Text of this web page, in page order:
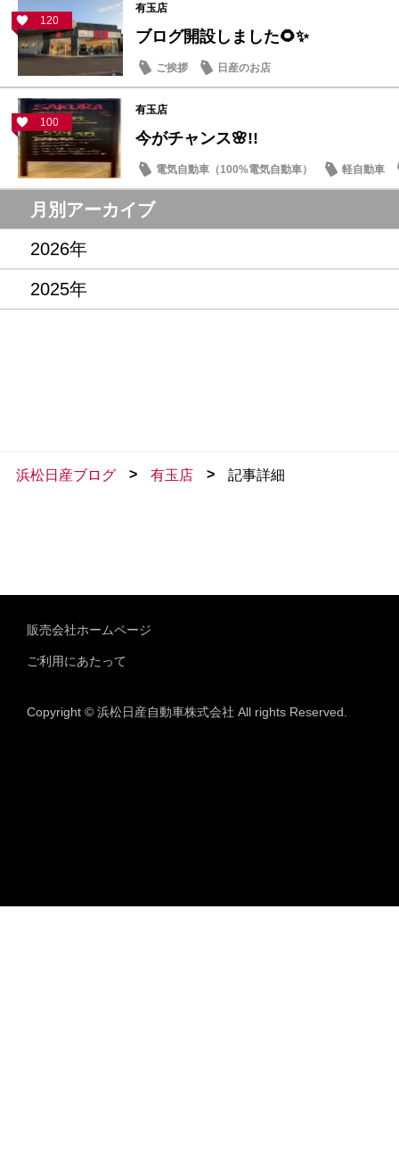
120
有玉店
ブログ開設しました🌻✨
ご挨拶 日産のお店
100
有玉店
今がチャンス🌸!!
電気自動車（100%電気自動車）
軽自動車
お買得車情報
月別アーカイブ
2026年
2025年
浜松日産ブログ > 有玉店 > 記事詳細
販売会社ホームページ
ご利用にあたって
Copyright © 浜松日産自動車株式会社 All rights Reserved.